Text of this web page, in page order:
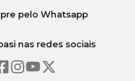
pelo Whatsapp
nas redes sociais